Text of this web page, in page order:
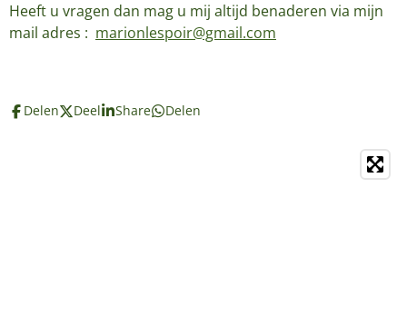
Heeft u vragen dan mag u mij altijd benaderen via mijn
mail adres : marionlespoir@gmail.com
Delen Deel Share Delen